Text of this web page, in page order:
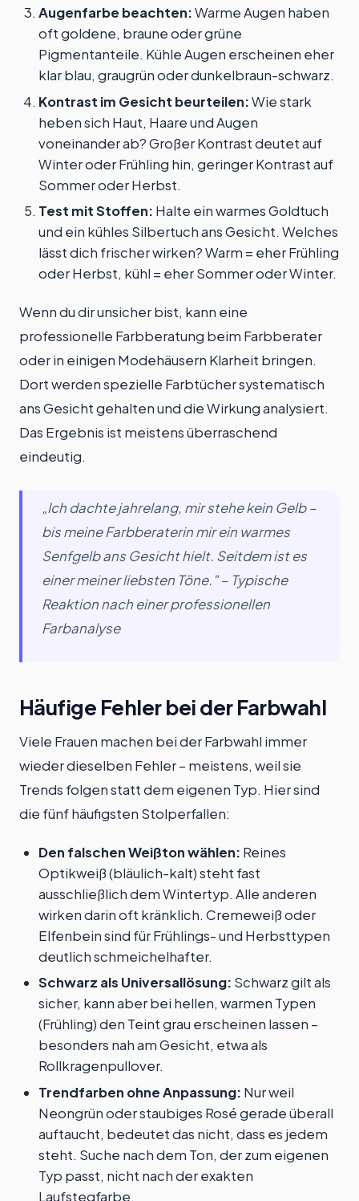
Augenfarbe beachten:Warme Augen haben
oft goldene, braune oder grüne
Pigmentanteile. Kühle Augen erscheinen eher
klar blau, graugrün oder dunkelbraun-schwarz.
Kontrast im Gesicht beurteilen:Wie stark
heben sich Haut, Haare und Augen
voneinander ab? Großer Kontrast deutet auf
Winter oder Frühling hin, geringer Kontrast auf
Sommer oder Herbst.
Test mit Stoffen: Halte ein warmes Goldtuch
und ein kühles Silbertuch ans Gesicht. Welches
lässt dich frischer wirken? Warm = eher Frühling
oder Herbst, kühl = eher Sommer oder Winter.
Wenn du dir unsicher bist, kann eine
professionelle Farbberatung beim Farbberater
oder in einigen Modehäusern Klarheit bringen.
Dort werden spezielle Farbtücher systematisch
ans Gesicht gehalten und die Wirkung analysiert.
Das Ergebnis ist meistens überraschend
eindeutig.
„Ich dachte jahrelang, mir stehe kein Gelb –
bis meine Farbberaterin mir ein warmes
Senfgelb ans Gesicht hielt. Seitdem ist es
einer meiner liebsten Töne." – Typische
Reaktion nach einer professionellen
Farbanalyse
Häufige Fehler bei der Farbwahl
Viele Frauen machen bei der Farbwahl immer
wieder dieselben Fehler – meistens, weil sie
Trends folgen statt dem eigenen Typ. Hier sind
die fünf häufigsten Stolperfallen:
Den falschen Weißton wählen: Reines
Optikweiß (bläulich-kalt) steht fast
ausschließlich dem Wintertyp. Alle anderen
wirken darin oft kränklich. Cremeweiß oder
Elfenbein sind für Frühlings- und Herbsttypen
deutlich schmeichelhafter.
Schwarz als Universallösung: Schwarz gilt als
sicher, kann aber bei hellen, warmen Typen
(Frühling) den Teint grau erscheinen lassen –
besonders nah am Gesicht, etwa als
Rollkragenpullover.
Trendfarben ohne Anpassung: Nur weil
Neongrün oder staubiges Rosé gerade überall
auftaucht, bedeutet das nicht, dass es jedem
steht. Suche nach dem Ton, der zum eigenen
Typ passt, nicht nach der exakten
Laufstegfarbe.